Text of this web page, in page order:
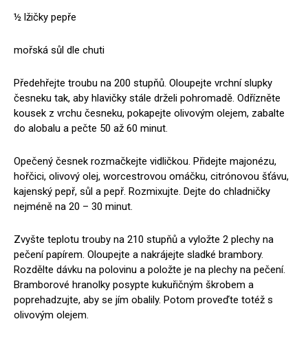
½ lžičky pepře
mořská sůl dle chuti
Předehřejte troubu na 200 stupňů. Oloupejte vrchní slupky
česneku tak, aby hlavičky stále drželi pohromadě. Odřízněte
kousek z vrchu česneku, pokapejte olivovým olejem, zabalte
do alobalu a pečte 50 až 60 minut.
Opečený česnek rozmačkejte vidličkou. Přidejte majonézu,
hořčici, olivový olej, worcestrovou omáčku, citrónovou šťávu,
kajenský pepř, sůl a pepř. Rozmixujte. Dejte do chladničky
nejméně na 20 – 30 minut.
Zvyšte teplotu trouby na 210 stupňů a vyložte 2 plechy na
pečení papírem. Oloupejte a nakrájejte sladké brambory.
Rozdělte dávku na polovinu a položte je na plechy na pečení.
Bramborové hranolky posypte kukuřičným škrobem a
poprehadzujte, aby se jím obalily. Potom proveďte totéž s
olivovým olejem.